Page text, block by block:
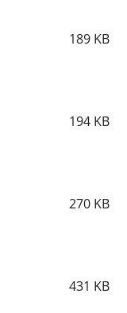
189 KB
194 KB
270 KB
431 KB